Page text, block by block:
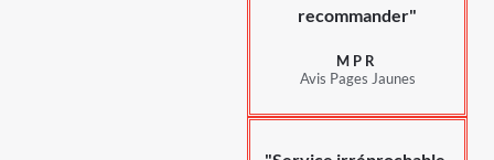
recommander"
MPR
Avis Pages Jaunes